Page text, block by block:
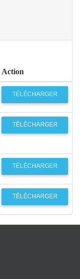
Action
TÉLÉCHARGER
TÉLÉCHARGER
TÉLÉCHARGER
TÉLÉCHARGER